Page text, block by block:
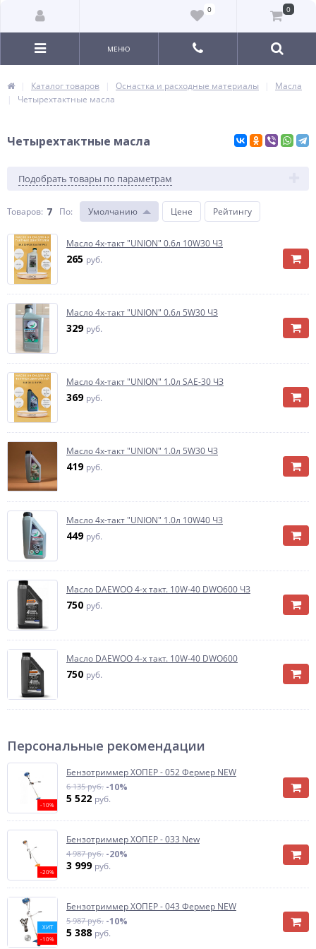
0 0
МЕНЮ
Каталог товаров Оснастка и расходные материалы
Масла
Четырехтактные масла
Четырехтактные масла
Подобрать товары по параметрам
Товаров: 7 По: Умолчанию Цене Рейтингу
Масло 4х-такт "UNION" 0.6л 10W30 ЧЗ
265 руб.
Масло 4х-такт "UNION" 0.6л 5W30 ЧЗ
329 руб.
Масло 4х-такт "UNION" 1.0л SAE-30 ЧЗ
369 руб.
Масло 4х-такт "UNION" 1.0л 5W30 ЧЗ
419 руб.
Масло 4х-такт "UNION" 1.0л 10W40 ЧЗ
449 руб.
Масло DAEWOO 4-х такт. 10W-40 DWO600 ЧЗ
750 руб.
Масло DAEWOO 4-х такт. 10W-40 DWO600
750 руб.
Персональные рекомендации
-10%
Бензотриммер ХОПЕР - 052 Фермер NEW
6 135 руб. -10%
5 522 руб.
-20%
Бензотриммер ХОПЕР - 033 New
4 987 руб. -20%
3 999 руб.
ХИТ
-10%
Бензотриммер ХОПЕР - 043 Фермер NEW
5 987 руб. -10%
5 388 руб.